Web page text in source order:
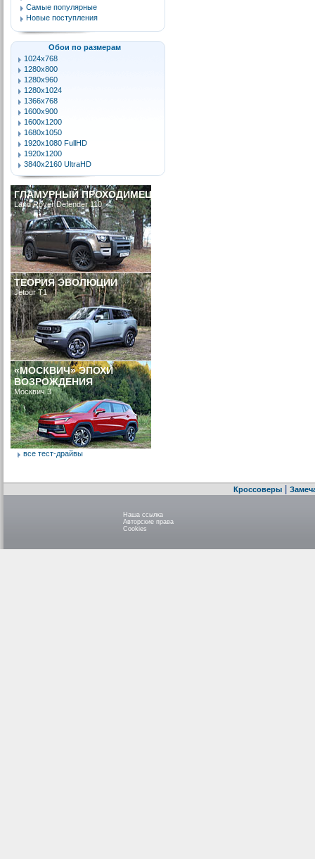
Самые популярные
Новые поступления
Обои по размерам
1024x768
1280x800
1280x960
1280x1024
1366x768
1600x900
1600x1200
1680x1050
1920x1080 FullHD
1920x1200
3840x2160 UltraHD
ГЛАМУРНЫЙ ПРОХОДИМЕЦ
Land Rover Defender 110
ТЕОРИЯ ЭВОЛЮЦИИ
Jetour T1
«МОСКВИЧ» ЭПОХИ
ВОЗРОЖДЕНИЯ
Москвич 3
все тест-драйвы
Кроссоверы
Наша ссылка
Авторские права
Cookies